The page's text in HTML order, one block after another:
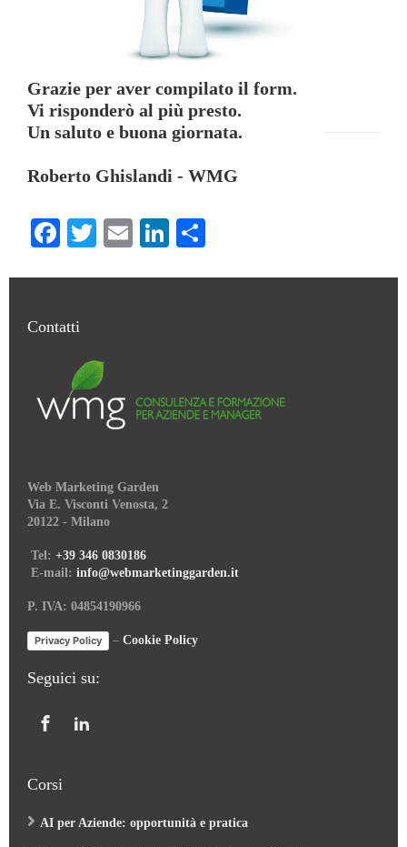
Grazie per aver compilato il form.
Vi risponderò al più presto.
Un saluto e buona giornata.
Roberto Ghislandi - WMG
Facebook
Twitter
EmailLinkedIn
Contatti
Web Marketing Garden
Via E. Visconti Venosta, 2
20122 - Milano
Tel: +39 346 0830186
E-mail: info@webmarketinggarden.it
P. IVA: 04854190966
Privacy Policy – Cookie Policy
Seguici su:
Corsi
AI per Aziende: opportunità e pratica